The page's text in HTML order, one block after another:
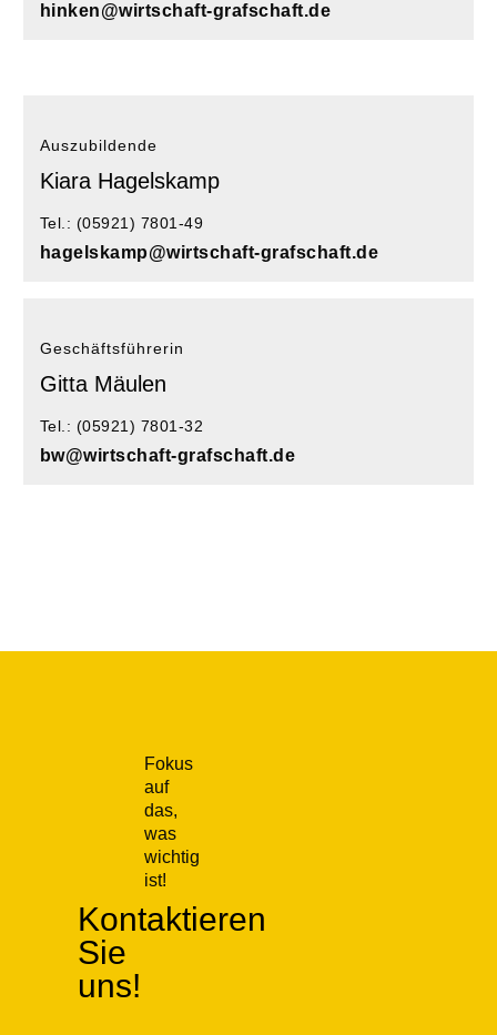
hinken@wirtschaft-grafschaft.de
Auszubildende
Kiara Hagelskamp
Tel.: (05921) 7801-49
hagelskamp@wirtschaft-grafschaft.de
Geschäftsführerin
Gitta Mäulen
Tel.: (05921) 7801-32
bw@wirtschaft-grafschaft.de
Fokus
auf
das,
was
wichtig
ist!
Kontaktieren
Sie
uns!